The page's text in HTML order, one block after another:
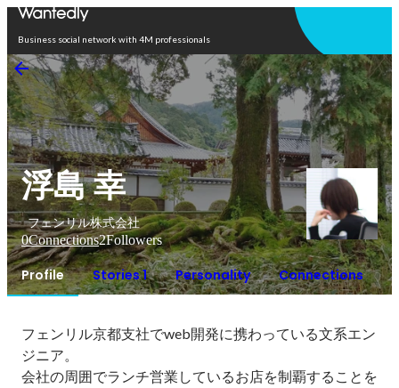
Business social network with 4M professionals
浮島 幸
フェンリル株式会社
0Connections2Followers
Profile Stories 1 Personality Connections
フェンリル京都支社でweb開発に携わっている文系エン
ジニア。
会社の周囲でランチ営業しているお店を制覇することを